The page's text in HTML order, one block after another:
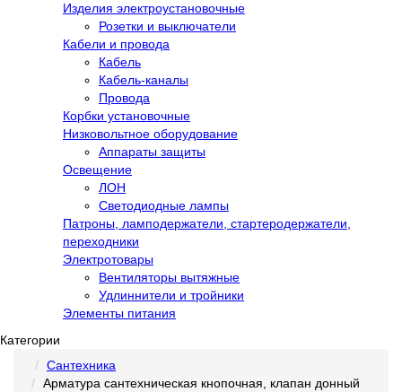
Изделия электроустановочные
Розетки и выключатели
Кабели и провода
Кабель
Кабель-каналы
Провода
Корбки установочные
Низковольтное оборудование
Аппараты защиты
Освещение
ЛОН
Светодиодные лампы
Патроны, ламподержатели, стартеродержатели,
переходники
Электротовары
Вентиляторы вытяжные
Удлиннители и тройники
Элементы питания
Категории
Сантехника
Арматура сантехническая кнопочная, клапан донный